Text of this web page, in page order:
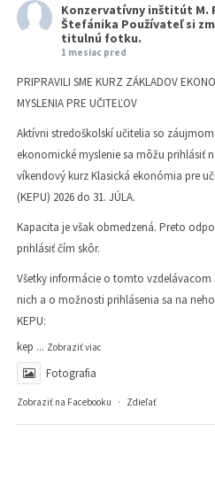
Konzervatívny inštitút M.
Štefánika Používateľ si
titulnú fotku.
1 mesiac pred
PRIPRAVILI SME KURZ ZÁKLADOV
MYSLENIA PRE UČITEĽOV
Aktívni stredoškolskí učitelia so
ekonomické myslenie sa môžu prihlásiť
víkendový kurz Klasická ekonómia pre
(KEPU) 2026 do 31. JÚLA.
Kapacita je však obmedzená. Preto
prihlásiť čím skôr.
Všetky informácie o tomto vzdelávacom
nich a o možnosti prihlásenia sa na
KEPU:
kep ... Zobraziť viac
Fotografia
Zobraziť na Facebooku · Zdieľať